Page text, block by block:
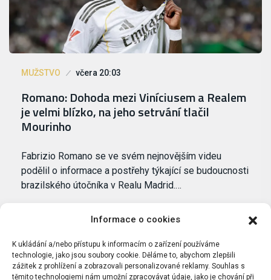
Informace o cookies
K ukládání a/nebo přístupu k informacím o zařízení používáme
technologie, jako jsou soubory cookie. Děláme to, abychom zlepšili
zážitek z prohlížení a zobrazovali personalizované reklamy. Souhlas s
těmito technologiemi nám umožní zpracovávat údaje, jako je chování při
MUŽSTVO včera 20:03
Romano: Dohoda mezi Viníciusem a Realem
je velmi blízko, na jeho setrvání tlačil
Mourinho
Fabrizio Romano se ve svém nejnovějším videu
podělil o informace a postřehy týkající se budoucnosti
brazilského útočníka v Realu Madrid.…